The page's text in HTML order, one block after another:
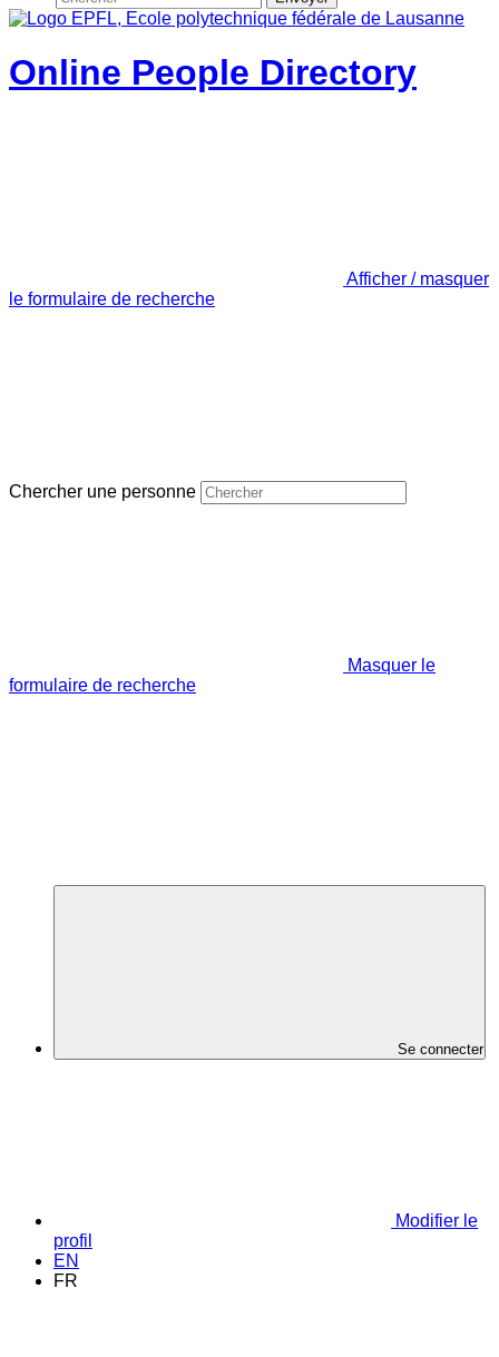
Online People Directory
Afficher / masquer
le formulaire de recherche
Chercher une personne
Masquer le
formulaire de recherche
Se connecter
Modifier le
profil
EN
FR